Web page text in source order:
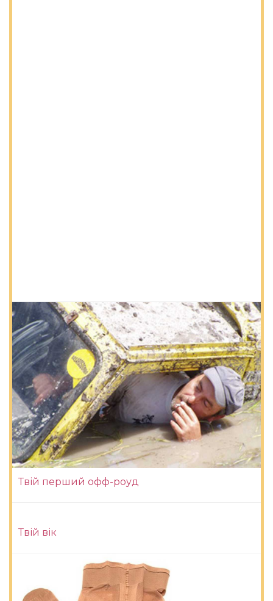
Твій перший офф-роуд
Твій вік